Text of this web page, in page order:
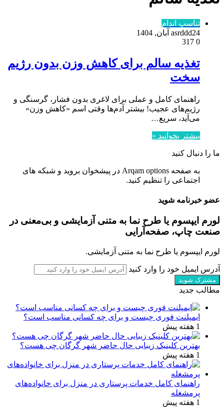
تناسب اندام
asrddd24 آبان, 1404
0
تغذیه سالم برای کاهش وزن بدون رژیم
سخت
راهنمای کامل و عملی برای لاغری بدون فشار، گرسنگی و
رژیم‌های عجیب! بیشتر آدم‌ها وقتی اسم «کاهش وزن»
می‌آید، سریع…
بیشتر بخوانید »
ما را دنبال کنید
به صفحه Arqam options در پیشخوان بروید و شبکه های
اجتماعی را تنظیم کنید.
عضو خبرنامه شوید
لورم ایپسوم یا طرح‌ نما به متنی آزمایشی و بی‌معنی در
صنعت چاپ، صفحه‌آرایی
لورم ایپسوم یا طرح‌ نما به متنی آزمایشی.
آدرس ایمیل خود را وارد کنید
مطالب جدید
ایمپلنت فوری چیست و برای چه کسانی مناسب است؟
1 هفته پیش
بهترین کلینیک زیبایی حال حاضر شهر گرگان چی هست؟
1 هفته پیش
راهنمای کامل خدمات پرستاری در منزل برای خانواده‌های
پرمشغله
1 هفته پیش